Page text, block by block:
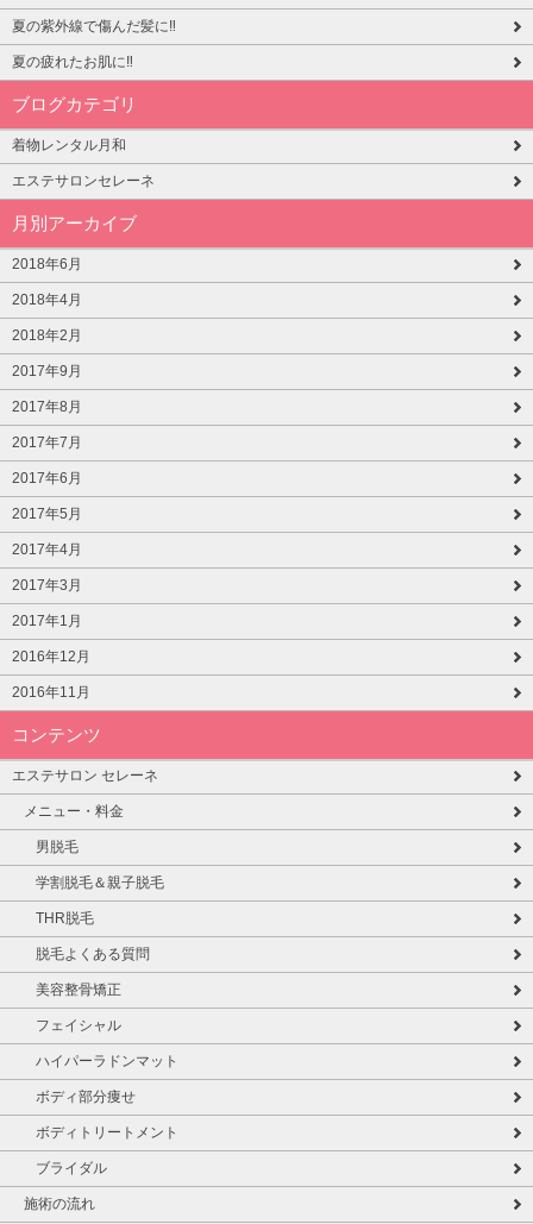
夏の紫外線で傷んだ髪に‼
夏の疲れたお肌に‼
ブログカテゴリ
着物レンタル月和
エステサロンセレーネ
月別アーカイブ
2018年6月
2018年4月
2018年2月
2017年9月
2017年8月
2017年7月
2017年6月
2017年5月
2017年4月
2017年3月
2017年1月
2016年12月
2016年11月
コンテンツ
エステサロン セレーネ
メニュー・料金
男脱毛
学割脱毛＆親子脱毛
THR脱毛
脱毛よくある質問
美容整骨矯正
フェイシャル
ハイパーラドンマット
ボディ部分痩せ
ボディトリートメント
ブライダル
施術の流れ